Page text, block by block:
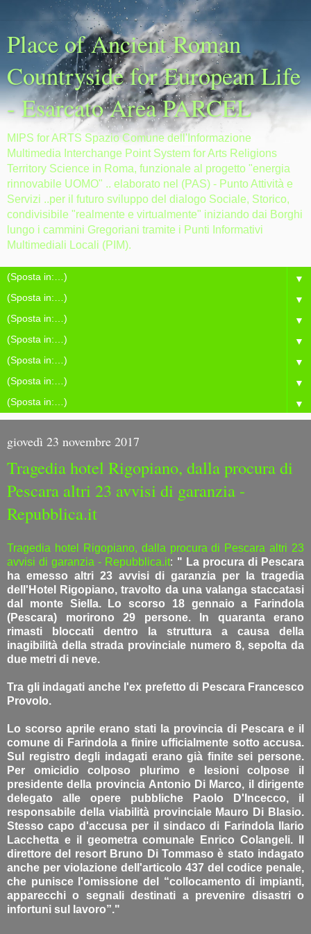
Place of Ancient Roman
Countryside for European Life
- Esarcato Area PARCEL
MIPS for ARTS Spazio Comune dell'Informazione
Multimedia Interchange Point System for Arts Religions
Territory Science in Roma, funzionale al progetto "energia
rinnovabile UOMO" .. elaborato nel (PAS) - Punto Attività e
Servizi ..per il futuro sviluppo del dialogo Sociale, Storico,
condivisibile "realmente e virtualmente" iniziando dai Borghi
lungo i cammini Gregoriani tramite i Punti Informativi
Multimediali Locali (PIM).
▼
▼
▼
▼
▼
▼
▼
giovedì 23 novembre 2017
Tragedia hotel Rigopiano, dalla procura di
Pescara altri 23 avvisi di garanzia -
Repubblica.it
Tragedia hotel Rigopiano, dalla procura di Pescara altri 23
avvisi di garanzia - Repubblica.it: " La procura di Pescara
ha emesso altri 23 avvisi di garanzia per la tragedia
dell'Hotel Rigopiano, travolto da una valanga staccatasi
dal monte Siella. Lo scorso 18 gennaio a Farindola
(Pescara) morirono 29 persone. In quaranta erano
rimasti bloccati dentro la struttura a causa della
inagibilità della strada provinciale numero 8, sepolta da
due metri di neve.
Tra gli indagati anche l'ex prefetto di Pescara Francesco
Provolo.
Lo scorso aprile erano stati la provincia di Pescara e il
comune di Farindola a finire ufficialmente sotto accusa.
Sul registro degli indagati erano già finite sei persone.
Per omicidio colposo plurimo e lesioni colpose il
presidente della provincia Antonio Di Marco, il dirigente
delegato alle opere pubbliche Paolo D'Incecco, il
responsabile della viabilità provinciale Mauro Di Blasio.
Stesso capo d'accusa per il sindaco di Farindola Ilario
Lacchetta e il geometra comunale Enrico Colangeli. Il
direttore del resort Bruno Di Tommaso è stato indagato
anche per violazione dell'articolo 437 del codice penale,
che punisce l'omissione del “collocamento di impianti,
apparecchi o segnali destinati a prevenire disastri o
infortuni sul lavoro”."